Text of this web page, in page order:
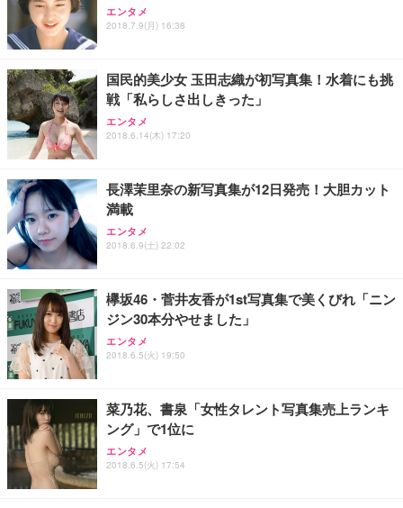
エンタメ
2018.7.9(月) 16:38
国民的美少女 玉田志織が初写真集！水着にも挑
戦「私らしさ出しきった」
エンタメ
2018.6.14(木) 17:20
長澤茉里奈の新写真集が12日発売！大胆カット
満載
エンタメ
2018.6.9(土) 22:02
欅坂46・菅井友香が1st写真集で美くびれ「ニン
ジン30本分やせました」
エンタメ
2018.6.5(火) 19:50
菜乃花、書泉「女性タレント写真集売上ランキ
ング」で1位に
エンタメ
2018.6.5(火) 17:54